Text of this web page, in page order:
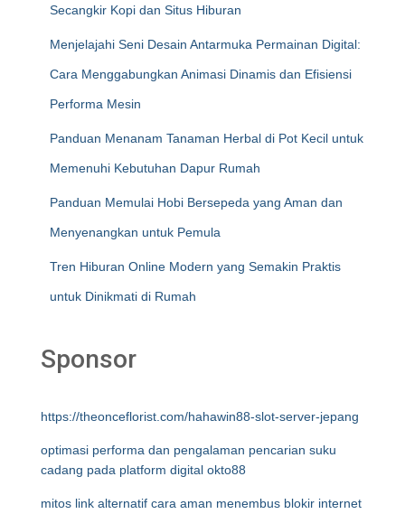
Secangkir Kopi dan Situs Hiburan
Menjelajahi Seni Desain Antarmuka Permainan Digital:
Cara Menggabungkan Animasi Dinamis dan Efisiensi
Performa Mesin
Panduan Menanam Tanaman Herbal di Pot Kecil untuk
Memenuhi Kebutuhan Dapur Rumah
Panduan Memulai Hobi Bersepeda yang Aman dan
Menyenangkan untuk Pemula
Tren Hiburan Online Modern yang Semakin Praktis
untuk Dinikmati di Rumah
Sponsor
https://theonceflorist.com/hahawin88-slot-server-jepang
optimasi performa dan pengalaman pencarian suku
cadang pada platform digital okto88
mitos link alternatif cara aman menembus blokir internet